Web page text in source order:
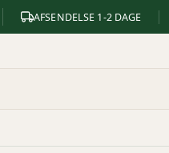
AFSENDELSE 1-2 DAGE